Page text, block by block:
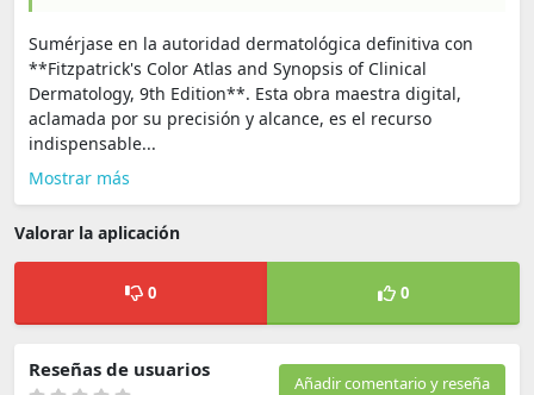
Sumérjase en la autoridad dermatológica definitiva con
**Fitzpatrick's Color Atlas and Synopsis of Clinical
Dermatology, 9th Edition**. Esta obra maestra digital,
aclamada por su precisión y alcance, es el recurso
indispensable...
Mostrar más
Valorar la aplicación
0 0
Añadir comentario y reseña
Reseñas de usuarios